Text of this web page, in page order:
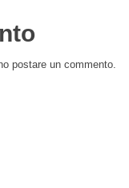
postare un commento.